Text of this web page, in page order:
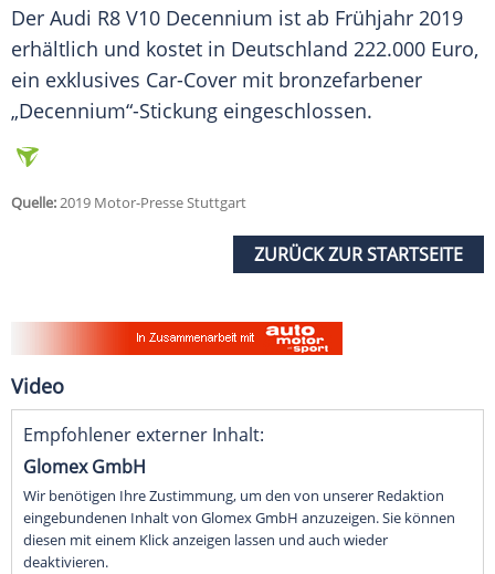
Der Audi R8 V10 Decennium ist ab Frühjahr 2019
erhältlich und kostet in Deutschland 222.000 Euro,
ein exklusives Car-Cover mit bronzefarbener
„Decennium“-Stickung eingeschlossen.
Quelle:2019 Motor-Presse Stuttgart
ZURÜCK ZUR STARTSEITE
Video
Empfohlener externer Inhalt:
Glomex GmbH
Wir benötigen Ihre Zustimmung, um den von unserer Redaktion
eingebundenen Inhalt von Glomex GmbH anzuzeigen. Sie können
diesen mit einem Klick anzeigen lassen und auch wieder
deaktivieren.